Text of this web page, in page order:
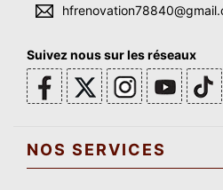
Suivez nous sur les réseaux
NOS SERVICES